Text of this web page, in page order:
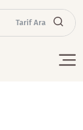
Tarif Ara